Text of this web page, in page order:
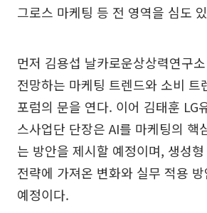
그로스 마케팅 등 전 영역을 심도
먼저 김용섭 날카로운상상력연구
전망하는 마케팅 트렌드와 소비 트
포럼의 문을 연다. 이어 김태훈 LG
스사업단 단장은 AI를 마케팅의 핵
는 방안을 제시할 예정이며, 생성
전략에 가져온 변화와 실무 적용
예정이다.